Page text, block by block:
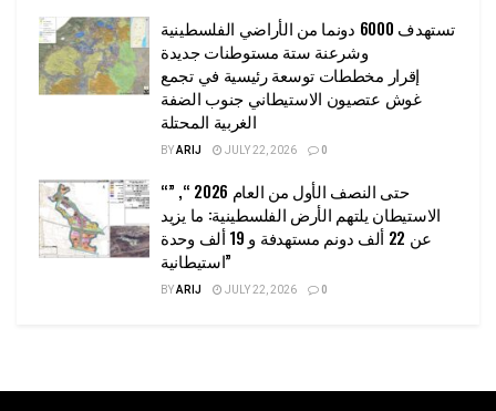
تستهدف 6000 دونما من الأراضي الفلسطينية
وشرعنة ستة مستوطنات جديدة
إقرار مخططات توسعة رئيسية في تجمع
غوش عتصيون الاستيطاني جنوب الضفة
الغربية المحتلة
BYARIJ JULY 22, 2026 0
“حتى النصف الأول من العام 2026 “, ”
الاستيطان يلتهم الأرض الفلسطينية: ما يزيد
عن 22 ألف دونم مستهدفة و 19 ألف وحدة
استيطانية”
BYARIJ JULY 22, 2026 0